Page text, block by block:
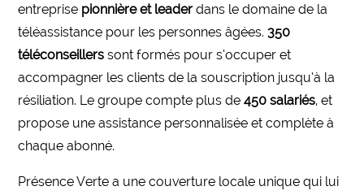
entreprise pionnière et leader dans le domaine de la
téléassistance pour les personnes âgées.350
téléconseillers sont formés pour s’occuper et
accompagner les clients de la souscription jusqu’à la
résiliation. Le groupe compte plus de450 salariés, et
propose une assistance personnalisée et complète à
chaque abonné.
Présence Verte a une couverture locale unique qui lui